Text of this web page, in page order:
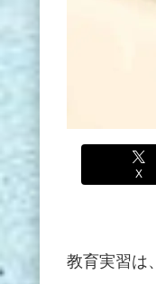
X
教育実習は、